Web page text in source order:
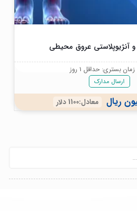
و آنژیوپلاستی عروق محیطی
بستری: حداقل 1 روز
ارسال مدارک
معادل:1100 دلار